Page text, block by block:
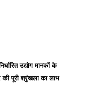
उद्योग मानकों के
की पूरी श्रृंखला का लाभ